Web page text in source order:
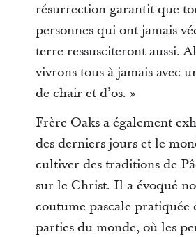
résurrection garantit que
personnes qui ont jamais
terre ressusciteront aussi.
vivrons tous à jamais avec
de chair et d’os. »
Frère Oaks a également
des derniers jours et le
cultiver des traditions de
sur le Christ. Il a évoqué
coutume pascale pratiquée
parties du monde, où les